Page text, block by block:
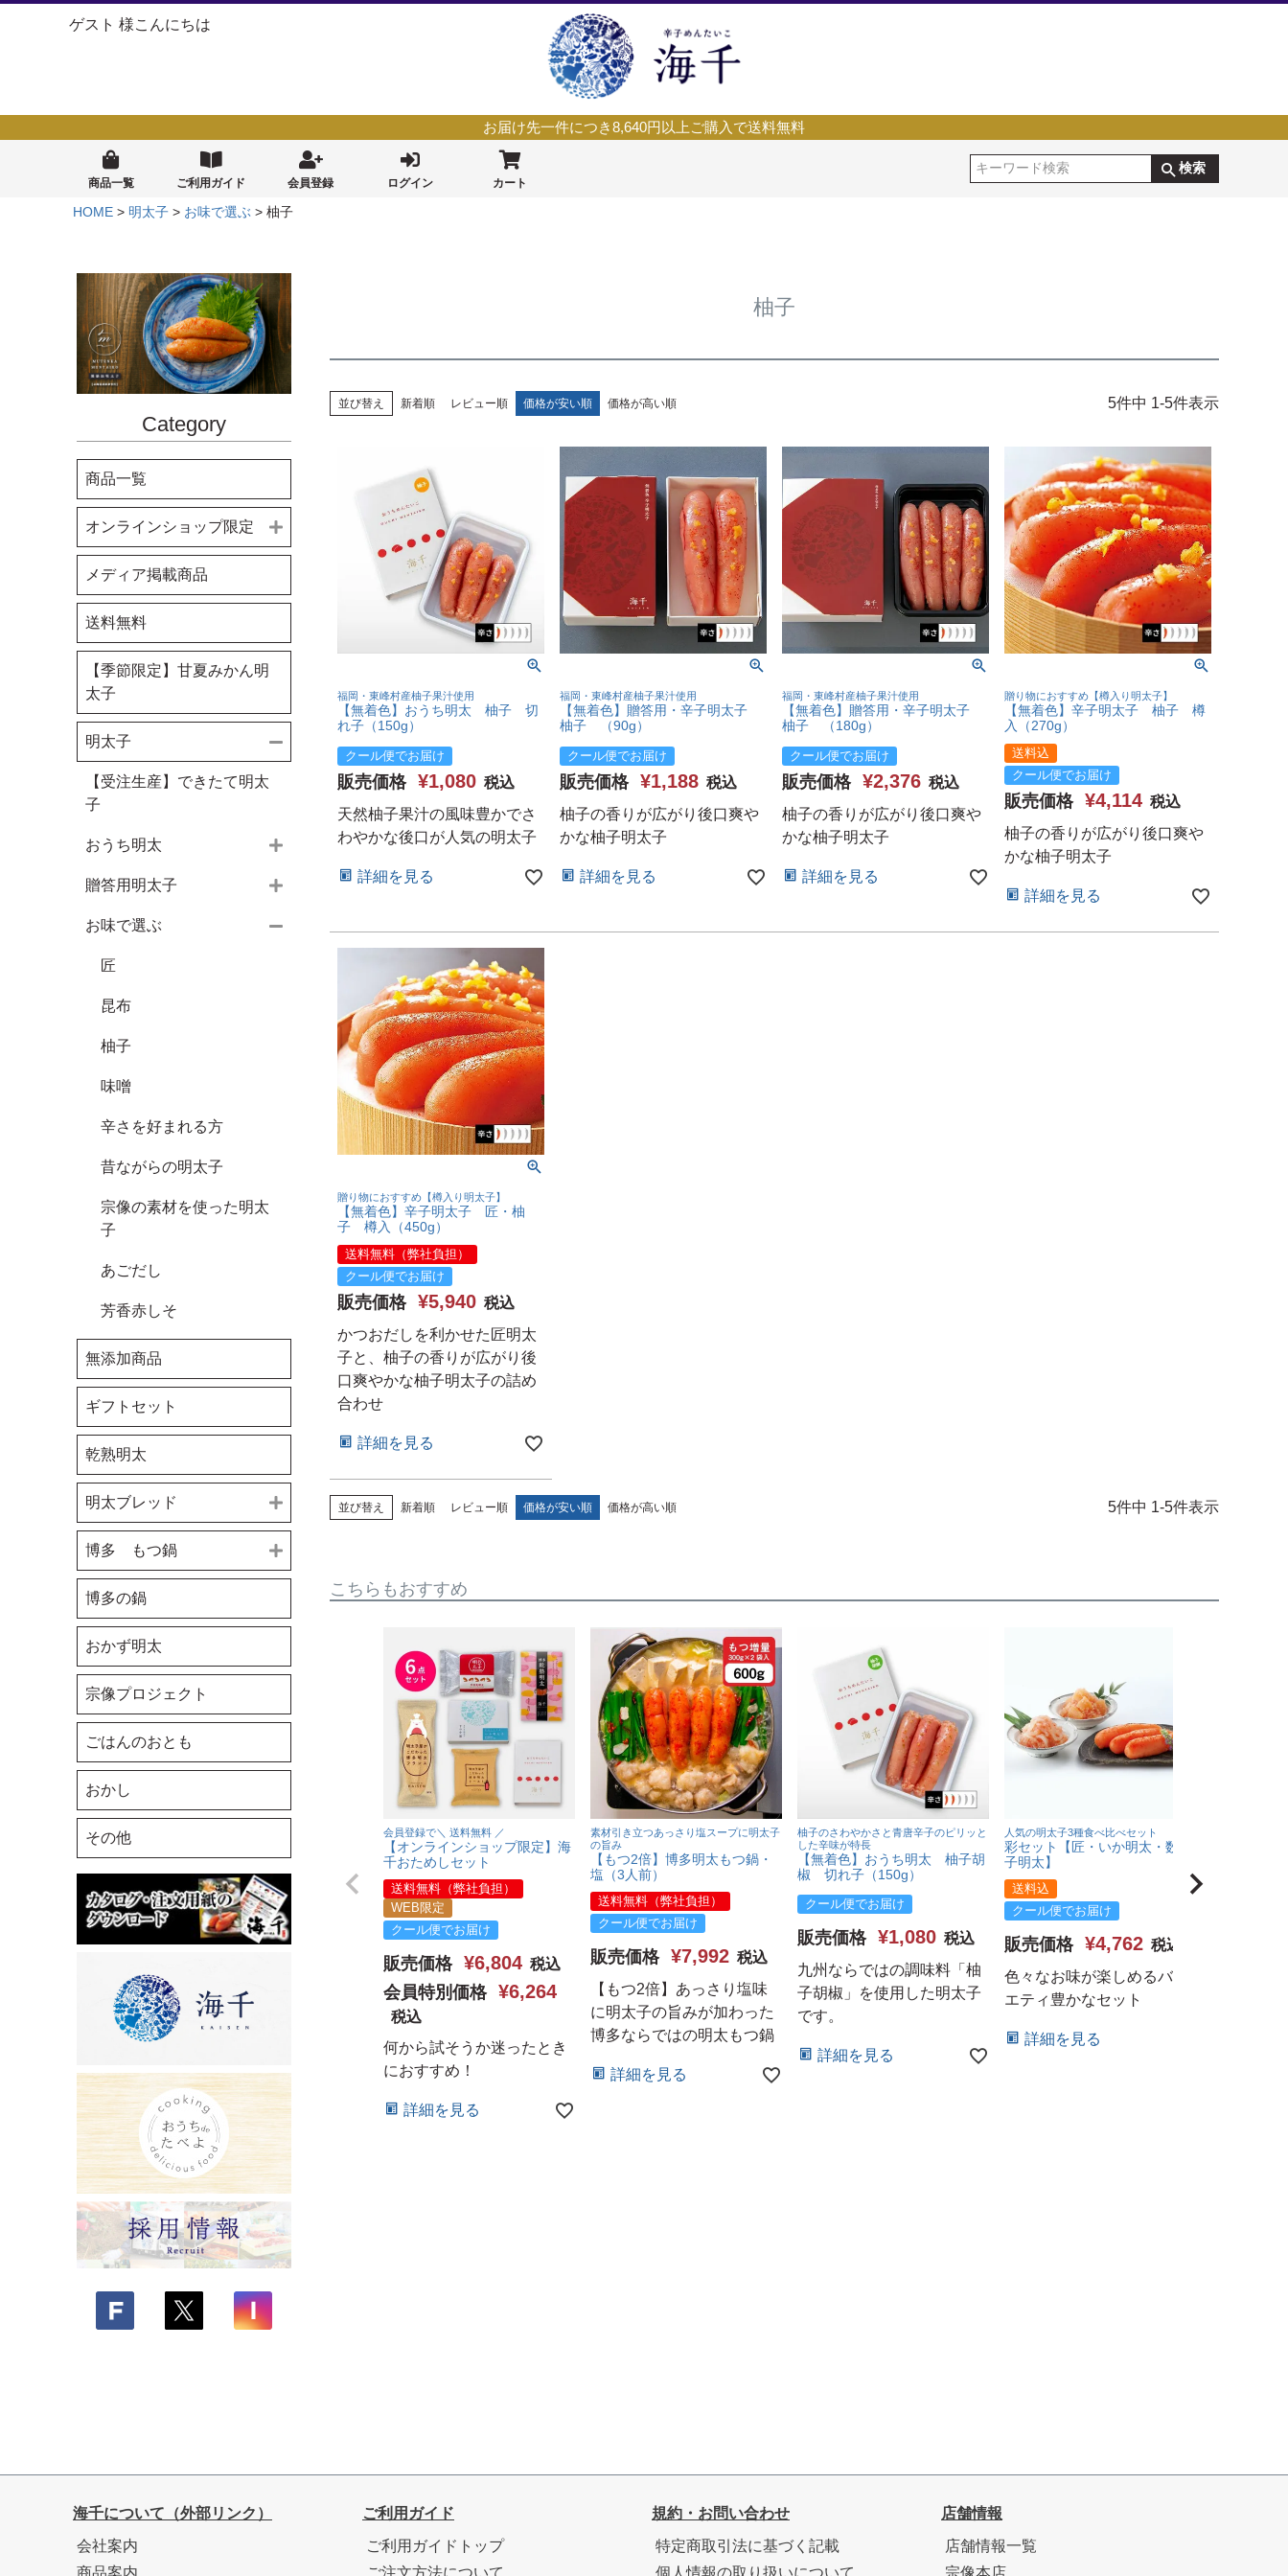
ゲスト 様こんにちは
お届け先一件につき8,640円以上ご購入で送料無料
商品一覧 ご利用ガイド 会員登録 ログイン カート
検索
HOME 明太子 お味で選ぶ 柚子
Category
商品一覧
オンラインショップ限定
おすすめ商品
お買い得商品
パンの日
メディア掲載商品
送料無料
【季節限定】甘夏みかん明
太子
明太子
【受注生産】できたて明太
子
おうち明太
小切れ・中切れ
贈答用明太子
無着色明太子【箱】
無着色明太子【樽入】
お味で選ぶ
匠
昆布
柚子
味噌
辛さを好まれる方
昔ながらの明太子
宗像の素材を使った明太
子
あごだし
芳香赤しそ
無添加商品
ギフトセット
乾熟明太
明太ブレッド
博多 明太フランス
博多 明太トースト
博多 もつ鍋
博多もつ鍋 醤油
博多もつ鍋 味噌
博多もつ鍋 塩
博多明太もつ鍋 醤油
博多明太もつ鍋 塩
エコ包装（保冷バッグな
し）
博多もつ鍋 もつ2倍
博多の鍋
おかず明太
宗像プロジェクト
ごはんのおとも
おかし
その他
柚子
並び替え 新着順 レビュー順 価格が安い順 価格が高い順 5件中 1-5件表示
福岡・東峰村産柚子果汁使用
【無着色】おうち明太 柚子 切
れ子（150g）
クール便でお届け
販売価格 ¥1,080 税込
天然柚子果汁の風味豊かでさ
わやかな後口が人気の明太子
詳細を見る
福岡・東峰村産柚子果汁使用
【無着色】贈答用・辛子明太子
柚子 （90g）
クール便でお届け
販売価格 ¥1,188 税込
柚子の香りが広がり後口爽や
かな柚子明太子
詳細を見る
福岡・東峰村産柚子果汁使用
【無着色】贈答用・辛子明太子
柚子 （180g）
クール便でお届け
販売価格 ¥2,376 税込
柚子の香りが広がり後口爽や
かな柚子明太子
詳細を見る
贈り物におすすめ【樽入り明太子】
【無着色】辛子明太子 柚子 樽
入（270g）
送料込
クール便でお届け
販売価格 ¥4,114 税込
柚子の香りが広がり後口爽や
かな柚子明太子
詳細を見る
贈り物におすすめ【樽入り明太子】
【無着色】辛子明太子 匠・柚
子 樽入（450g）
送料無料（弊社負担）
クール便でお届け
販売価格 ¥5,940 税込
かつおだしを利かせた匠明太
子と、柚子の香りが広がり後
口爽やかな柚子明太子の詰め
合わせ
詳細を見る
並び替え 新着順 レビュー順 価格が安い順 価格が高い順 5件中 1-5件表示
こちらもおすすめ
会員登録で＼ 送料無料 ／
【オンラインショップ限定】海
千おためしセット
送料無料（弊社負担）
WEB限定
クール便でお届け
販売価格 ¥6,804 税込
会員特別価格 ¥6,264
税込
何から試そうか迷ったとき
におすすめ！
詳細を見る
素材引き立つあっさり塩スープに明太子
の旨み
【もつ2倍】博多明太もつ鍋・
塩（3人前）
送料無料（弊社負担）
クール便でお届け
販売価格 ¥7,992 税込
【もつ2倍】あっさり塩味
に明太子の旨みが加わった
博多ならではの明太もつ鍋
詳細を見る
柚子のさわやかさと青唐辛子のピリッと
した辛味が特長
【無着色】おうち明太 柚子胡
椒 切れ子（150g）
クール便でお届け
販売価格 ¥1,080 税込
九州ならではの調味料「柚
子胡椒」を使用した明太子
です。
詳細を見る
人気の明太子3種食べ比べセット
彩セット【匠・いか明太・数の
子明太】
送料込
クール便でお届け
販売価格 ¥4,762 税込
色々なお味が楽しめるバラ
エティ豊かなセット
詳細を見る
海千について（外部リンク）
会社案内
ご利用ガイド
ご利用ガイドトップ
規約・お問い合わせ
特定商取引法に基づく記載
店舗情報
店舗情報一覧